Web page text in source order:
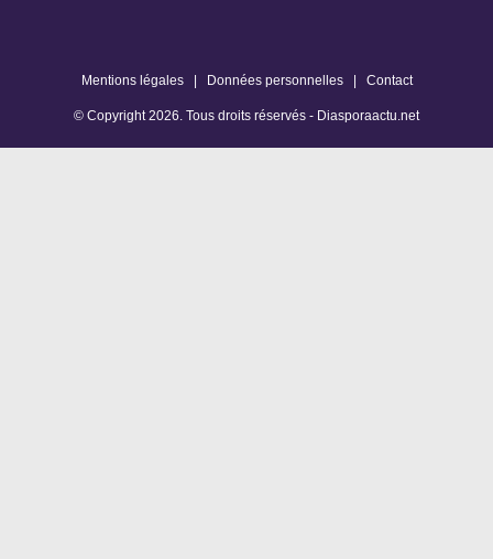
Mentions légales| Données personnelles| Contact
© Copyright2026. Tous droits réservés - Diasporaactu.net